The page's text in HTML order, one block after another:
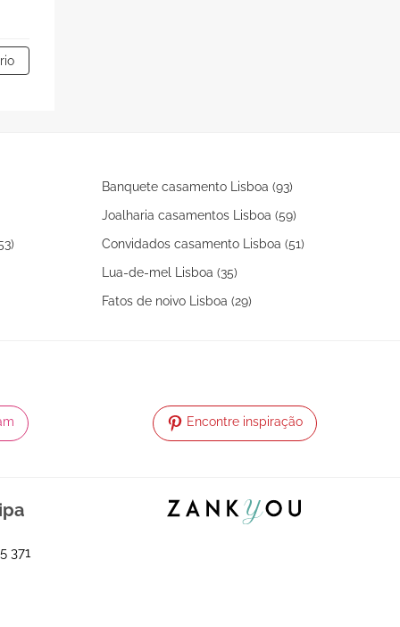
Banquete casamento Lisboa (93)
Joalharia casamentos Lisboa (59)
Convidados casamento Lisboa (51)
Lua-de-mel Lisboa (35)
Fatos de noivo Lisboa (29)
Encontre inspiração
371